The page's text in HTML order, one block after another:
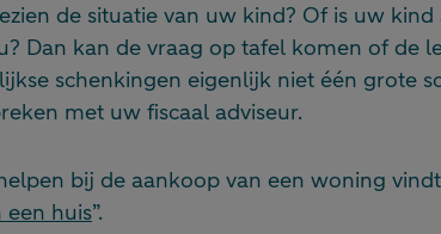
de situatie van uw kind? Of is uw
Dan kan de vraag op tafel komen of de
schenkingen eigenlijk niet één grote
met uw fiscaal adviseur.
bij de aankoop van een woning
huis”.